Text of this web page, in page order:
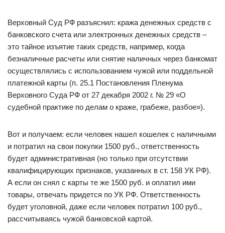
Верховный Суд РФ разъяснил: кража денежных средств с
банковского счета или электронных денежных средств –
это тайное изъятие таких средств, например, когда
безналичные расчеты или снятие наличных через банкомат
осуществлялись с использованием чужой или поддельной
платежной карты (п. 25.1 Постановления Пленума
Верховного Суда РФ от 27 декабря 2002 г. № 29 «О
судебной практике по делам о краже, грабеже, разбое»).
Вот и получаем: если человек нашел кошелек с наличными
и потратил на свои покупки 1500 руб., ответственность
будет административная (но только при отсутствии
квалифицирующих признаков, указанных в ст. 158 УК РФ).
А если он снял с карты те же 1500 руб. и оплатил ими
товары, отвечать придется по УК РФ. Ответственность
будет уголовной, даже если человек потратил 100 руб.,
рассчитываясь чужой банковской картой.